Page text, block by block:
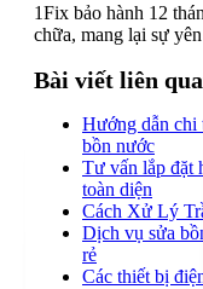
1Fix bảo hành 12
chữa, mang lại sự
Bài viết liên
Hướng dẫn chi
bồn nước
Tư vấn lắp đặt
toàn diện
Cách Xử Lý
Dịch vụ sửa
rẻ
Các thiết bị